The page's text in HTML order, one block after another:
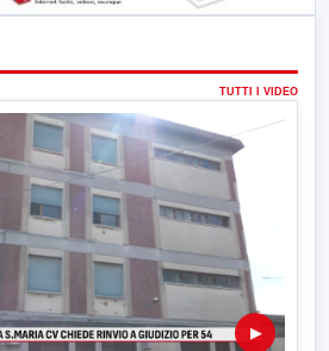
TUTTI I VIDEO
▶